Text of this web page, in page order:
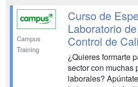
altamente
liderar e ...
Campus
Training
Curso de
Laboratorio
Control de
¿Quieres formarte
sector con muchas
laborales?